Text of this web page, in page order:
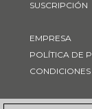
SUSCRIPCIÓN
EMPRESA
POLÍTICA DE
CONDICIONES
FORMA DE PAGO